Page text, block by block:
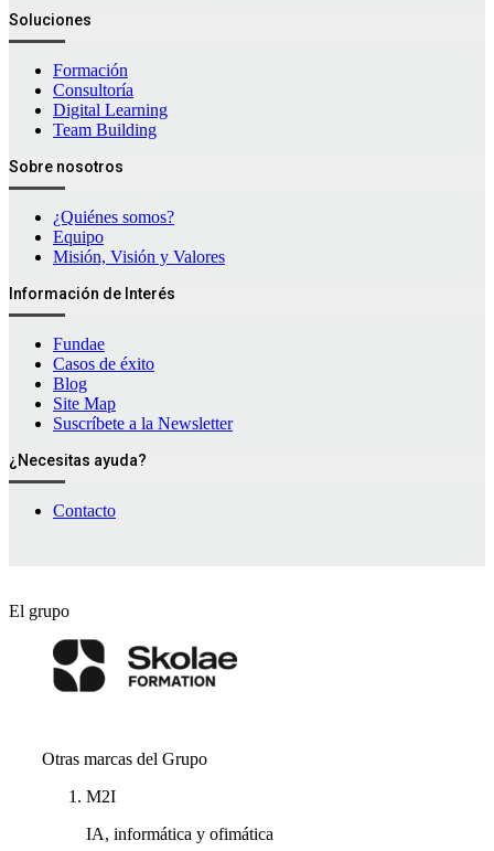
Soluciones
Formación
Consultoría
Digital Learning
Team Building
Sobre nosotros
¿Quiénes somos?
Equipo
Misión, Visión y Valores
Información de Interés
Fundae
Casos de éxito
Blog
Site Map
Suscríbete a la Newsletter
¿Necesitas ayuda?
Contacto
El grupo
Otras marcas del Grupo
M2I
IA, informática y ofimática